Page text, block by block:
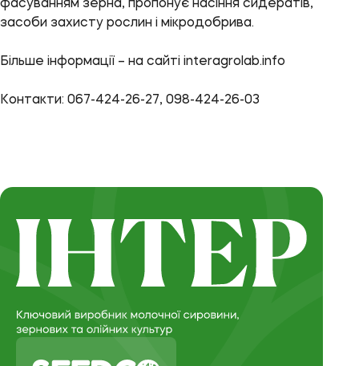
фасуванням зерна, пропонує насіння сидератів,
засоби захисту рослин і мікродобрива.
Більше інформації – на сайті interagrolab.info
Контакти: 067-424-26-27, 098-424-26-03